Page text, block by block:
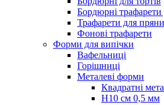
Бордюрні
Трафарети для
Фонові трафарети
Форми для випічки
Вафельниці
Горішниці
Металеві форми
Квадратні
Н10 см 0,5 мм